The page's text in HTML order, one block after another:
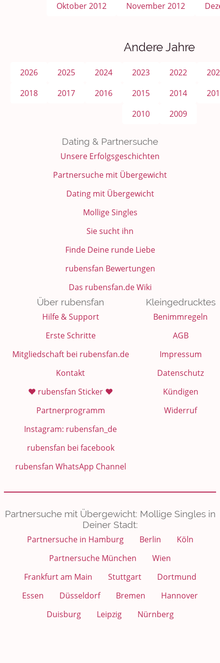
Oktober 2012
November 2012
Andere Jahre
2026 2025 2024 2023 2022
2018
2017 2016 2015 2014
2010
2009
Dating & Partnersuche
Unsere Erfolgsgeschichten
Partnersuche mit Übergewicht
Dating mit Übergewicht
Mollige Singles
Sie sucht ihn
Finde Deine runde Liebe
rubensfan Bewertungen
Das rubensfan.de Wiki
Über rubensfan
Hilfe & Support
Erste Schritte
Mitgliedschaft bei rubensfan.de
Kontakt
❤️ rubensfan Sticker ❤️
Partnerprogramm
Instagram: rubensfan_de
rubensfan bei facebook
rubensfan WhatsApp Channel
Kleingedrucktes
Benimmregeln
AGB
Impressum
Datenschutz
Kündigen
Widerruf
Partnersuche mit Übergewicht: Mollige Singles in
Deiner Stadt:
Partnersuche in Hamburg
Berlin
Köln
Partnersuche München
Wien
Frankfurt am Main
Stuttgart
Dortmund
Essen
Düsseldorf Bremen
Hannover
Duisburg
Leipzig Nürnberg